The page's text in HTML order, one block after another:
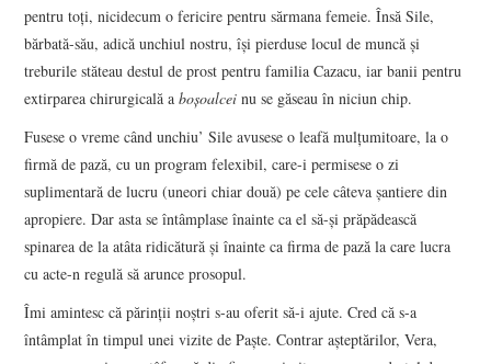
pentru toți, nicidecum o fericire pentru sărmana femeie. Însă Sile,
bărbată-său, adică unchiul nostru, își pierduse locul de muncă și
treburile stăteau destul de prost pentru familia Cazacu, iar banii pentru
extirparea chirurgicală aboșoalcei nu se găseau în niciun chip.
Fusese o vreme când unchiu’ Sile avusese o leafă mulțumitoare, la o
firmă de pază, cu un program felexibil, care-i permisese o zi
suplimentară de lucru (uneori chiar două) pe cele câteva șantiere din
apropiere. Dar asta se întâmplase înainte ca el să-și prăpădească
spinarea de la atâta ridicătură și înainte ca firma de pază la care lucra
cu acte-n regulă să arunce prosopul.
Îmi amintesc că părinții noștri s-au oferit să-i ajute. Cred că s-a
întâmplat în timpul unei vizite de Paște. Contrar așteptărilor, Vera,